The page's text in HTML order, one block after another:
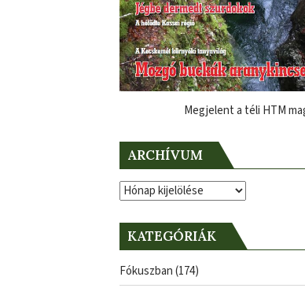
Megjelent a téli HTM
ARCHÍVUM
Archívum
KATEGÓRIÁK
Fókuszban(174)